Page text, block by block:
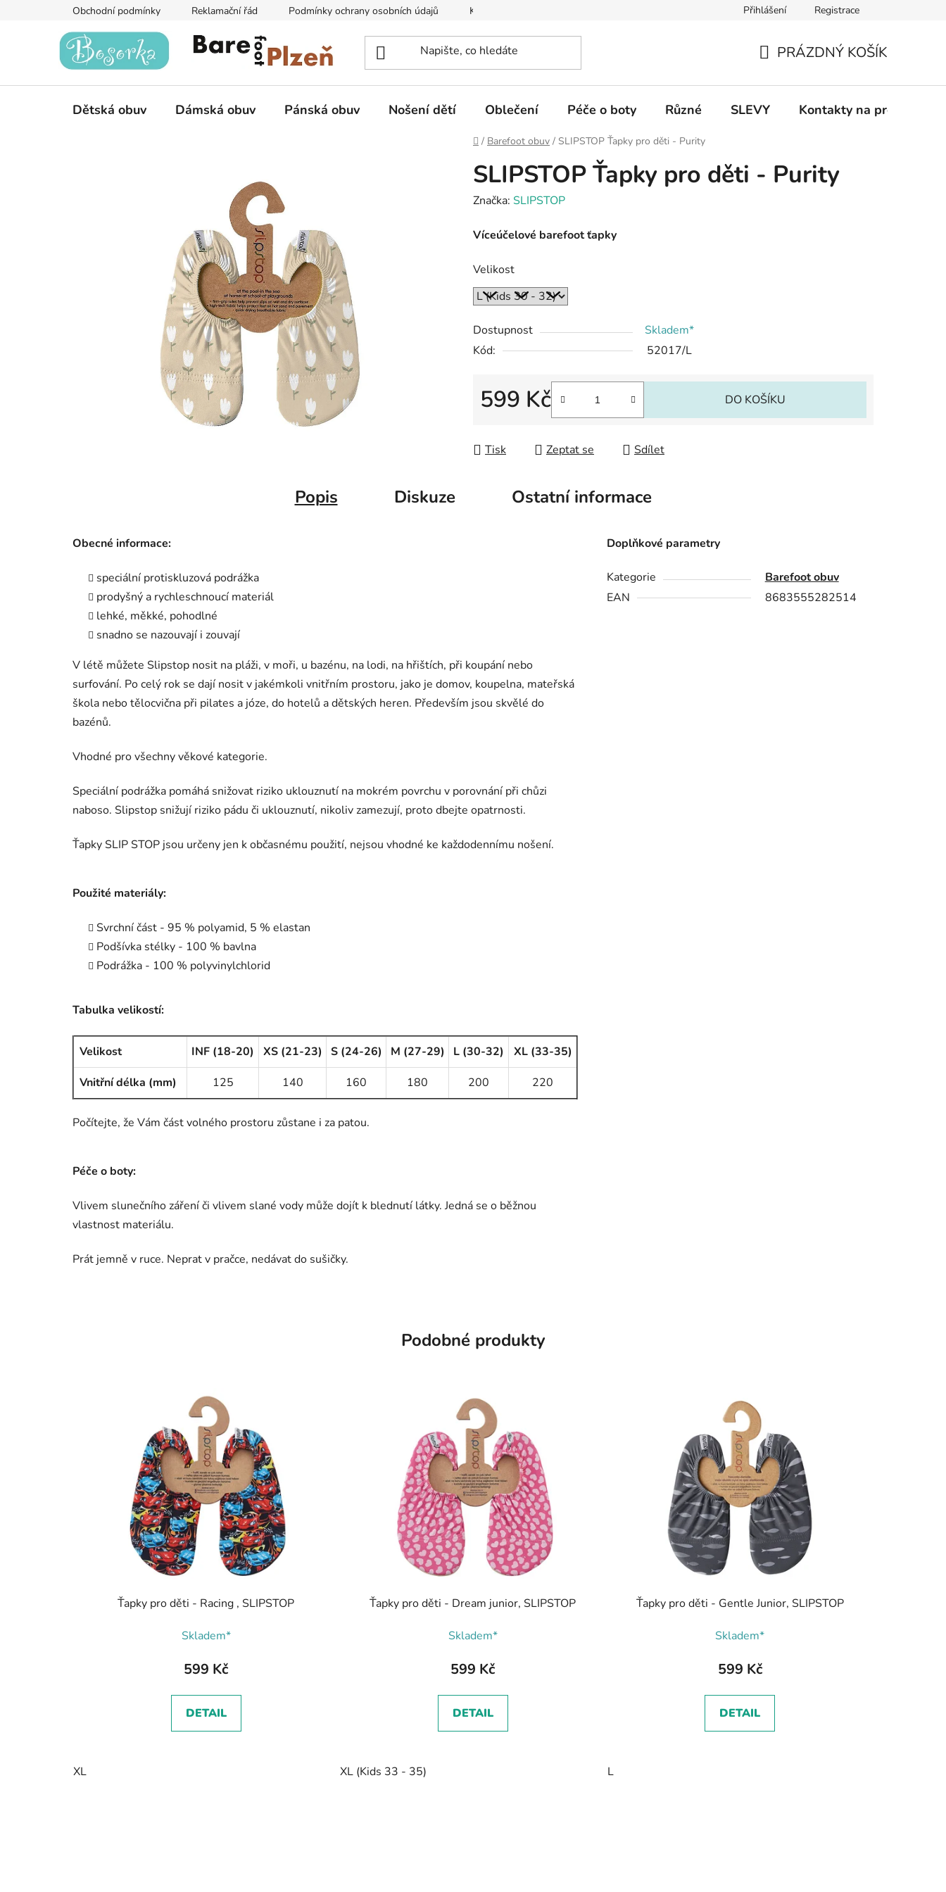
Obchodní podmínky Reklamační řád Podmínky ochrany osobních údajů Kontakty na prodejny Informace k on-line platbám Odstoupení od
Přihlášení Registrace
KOŠÍK
PRÁZDNÝ KOŠÍK
Dětská obuv Dámská obuv Pánská obuv Nošení dětí Oblečení Péče o boty Různé SLEVY Kontakty na prodejny
Domů
/ Barefoot obuv / SLIPSTOP Ťapky pro děti - Purity
SLIPSTOP Ťapky pro děti - Purity
Značka: SLIPSTOP
Víceúčelové barefoot ťapky
Velikost
Dostupnost
Skladem*
Kód:
52017/L
599 Kč DO KOŠÍKU
Tisk Zeptat se Sdílet
Popis Diskuze Ostatní informace
Obecné informace:
speciální protiskluzová podrážka
prodyšný a rychleschnoucí materiál
lehké, měkké, pohodlné
snadno se nazouvají i zouvají
V létě můžete Slipstop nosit na pláži, v moři, u bazénu, na lodi, na hřištích, při koupání nebo
surfování. Po celý rok se dají nosit v jakémkoli vnitřním prostoru, jako je domov, koupelna, mateřská
škola nebo tělocvična při pilates a józe, do hotelů a dětských heren. Především jsou skvělé do
bazénů.
Vhodné pro všechny věkové kategorie.
Speciální podrážka pomáhá snižovat riziko uklouznutí na mokrém povrchu v porovnání při chůzi
naboso. Slipstop snižují riziko pádu či uklouznutí, nikoliv zamezují, proto dbejte opatrnosti.
Ťapky SLIP STOP jsou určeny jen k občasnému použití, nejsou vhodné ke každodennímu nošení.
Použité materiály:
Svrchní část - 95 % polyamid, 5 % elastan
Podšívka stélky - 100 % bavlna
Podrážka - 100 % polyvinylchlorid
Tabulka velikostí:
Velikost INF (18-20) XS (21-23) S (24-26) M (27-29) L (30-32)
XL (33-35)
Vnitřní délka (mm)
125 140 160 180 200 220
Počítejte, že Vám část volného prostoru zůstane i za patou.
Péče o boty:
Vlivem slunečního záření či vlivem slané vody může dojít k blednutí látky. Jedná se o běžnou
vlastnost materiálu.
Prát jemně v ruce. Neprat v pračce, nedávat do sušičky.
Doplňkové parametry
Kategorie
Barefoot obuv
EAN
8683555282514
Podobné produkty
Ťapky pro děti - Racing , SLIPSTOP
Skladem*
599 Kč
DETAIL
XL
Ťapky pro děti - Dream junior, SLIPSTOP
Skladem*
599 Kč
DETAIL
XL (Kids 33 - 35)
Ťapky pro děti - Gentle Junior, SLIPSTOP
Skladem*
599 Kč
DETAIL
L